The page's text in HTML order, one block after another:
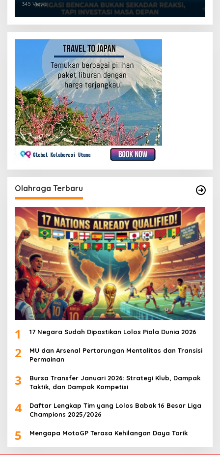
345 Views
Olahraga Terbaru
1 17 Negara Sudah Dipastikan Lolos Piala Dunia 2026
2
MU dan Arsenal Pertarungan Mentalitas dan Transisi
Permainan
3
Bursa Transfer Januari 2026: Strategi Klub, Dampak
Taktik, dan Dampak Kompetisi
4
Daftar Lengkap Tim yang Lolos Babak 16 Besar Liga
Champions 2025/2026
5 Mengapa MotoGP Terasa Kehilangan Daya Tarik